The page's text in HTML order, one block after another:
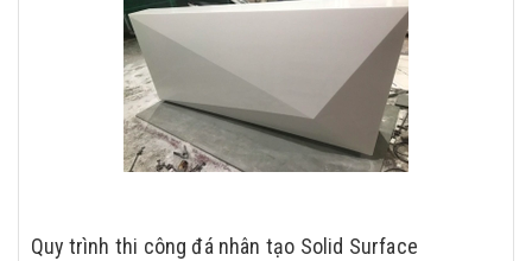
Quy trình thi công đá nhân tạo Solid Surface